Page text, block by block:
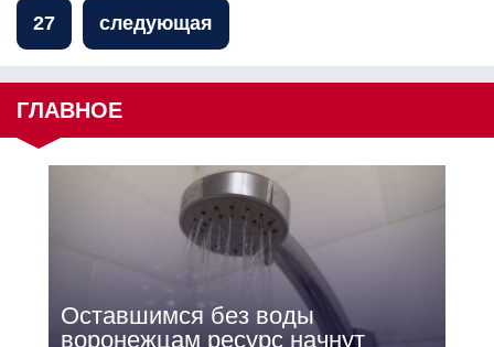
27 следующая
ГЛАВНОЕ
Оставшимся без воды
воронежцам ресурс начнут